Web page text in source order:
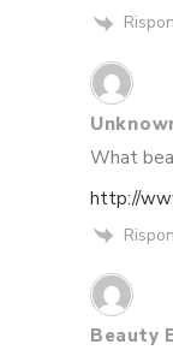
What
http://
Beauty